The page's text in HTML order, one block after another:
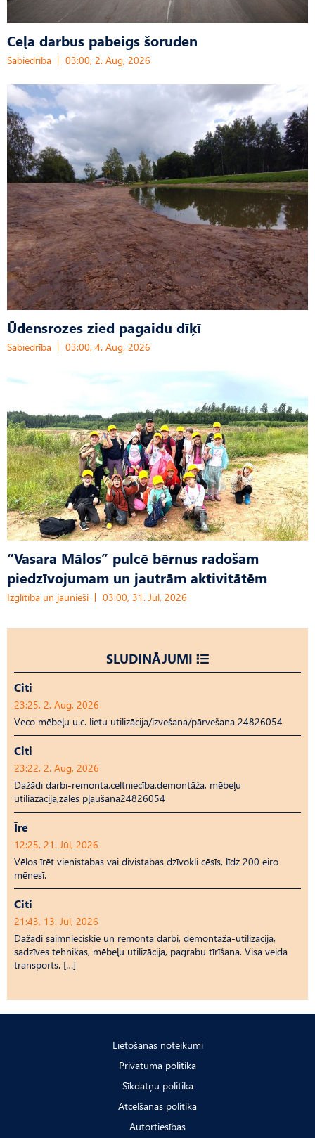
Ceļa darbus pabeigs šoruden
Sabiedrība 03:00, 2. Aug, 2026
Ūdensrozes zied pagaidu dīķī
Sabiedrība 03:00, 4. Aug, 2026
“Vasara Mālos” pulcē bērnus radošam
piedzīvojumam un jautrām aktivitātēm
Izglītība un jaunieši 03:00, 31. Jūl, 2026
SLUDINĀJUMI
Citi
23:25, 2. Aug, 2026
Veco mēbeļu u.c. lietu utilizācija/izvešana/pārvešana 24826054
Citi
23:22, 2. Aug, 2026
Dažādi darbi-remonta,celtniecība,demontāža, mēbeļu
utiliāzācija,zāles pļaušana24826054
Īrē
12:25, 21. Jūl, 2026
Vēlos īrēt vienistabas vai divistabas dzīvokli cēsīs, līdz 200 eiro
mēnesī.
Citi
21:43, 13. Jūl, 2026
Dažādi saimnieciskie un remonta darbi, demontāža-utilizācija,
sadzīves tehnikas, mēbeļu utilizācija, pagrabu tīrīšana. Visa veida
transports. […]
Lietošanas noteikumi
Privātuma politika
Sīkdatņu politika
Atcelšanas politika
Autortiesības